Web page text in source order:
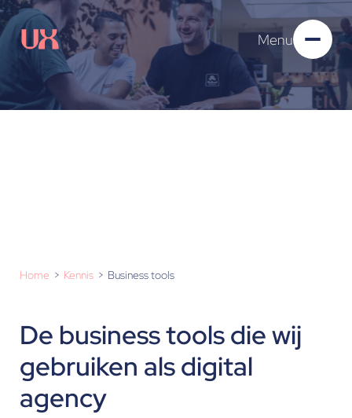
Menu
Home Kennis Business tools
De business tools die wij
gebruiken als digital
agency